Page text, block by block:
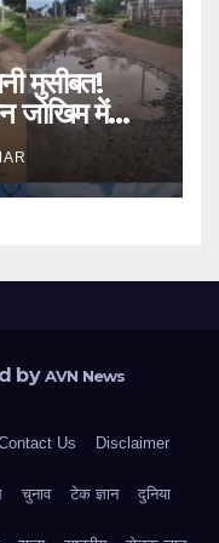
मुसीबत!
जोखिम में
byAVN News
Us Disclaimer
चुनाव टेक ज्ञान दुनिया